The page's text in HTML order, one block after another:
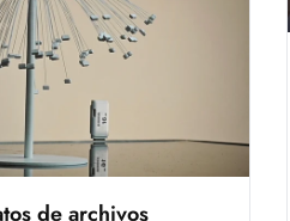
de archivos